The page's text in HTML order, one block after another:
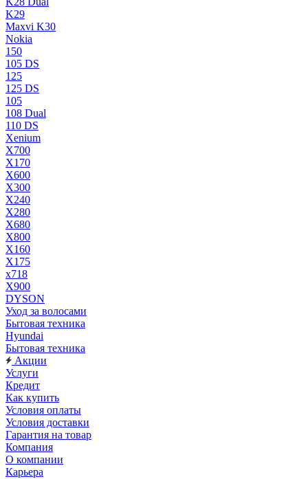
K29
Maxvi K30
Nokia
150
105 DS
125
125 DS
105
108 Dual
110 DS
Xenium
X700
X170
X600
X300
X240
X280
X680
X800
X160
X175
x718
X900
DYSON
Уход за волосами
Бытовая техника
Hyundai
Бытовая техника
Акции
Услуги
Кредит
Как купить
Условия оплаты
Условия доставки
Гарантия на товар
Компания
О компании
Карьера